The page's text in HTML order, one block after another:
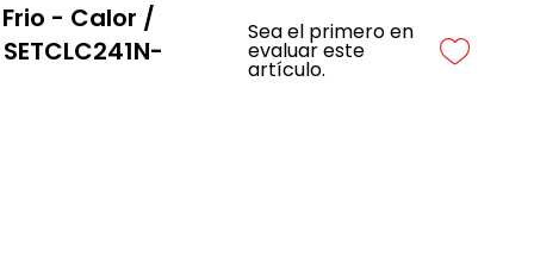
- Calor /
Sea el primero en
evaluar este
artículo.